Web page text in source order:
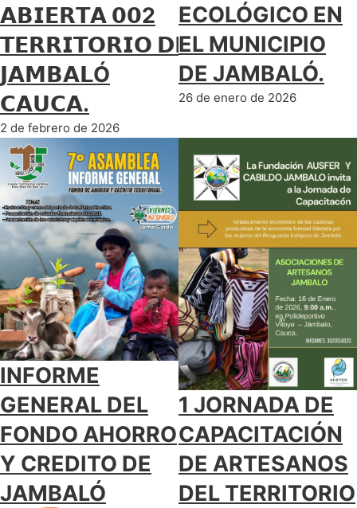
𝗔𝗕𝗜𝗘𝗥𝗧𝗔 𝟬𝟬2
𝗧𝗘𝗥𝗥𝗜𝗧𝗢𝗥𝗜𝗢 𝗗𝗘
𝗝𝗔𝗠𝗕𝗔𝗟Ó
𝗖𝗔𝗨𝗖𝗔.
2 de febrero de 2026
ECOLÓGICO EN
EL MUNICIPIO
DE JAMBALÓ.
26 de enero de 2026
INFORME
GENERAL DEL
FONDO AHORRO
Y CREDITO DE
JAMBALÓ
1 JORNADA DE
CAPACITACIÓN
DE ARTESANOS
DEL TERRITORIO